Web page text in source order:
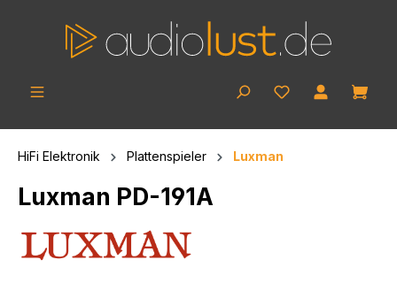
HiFi Elektronik Plattenspieler Luxman
Luxman PD-191A